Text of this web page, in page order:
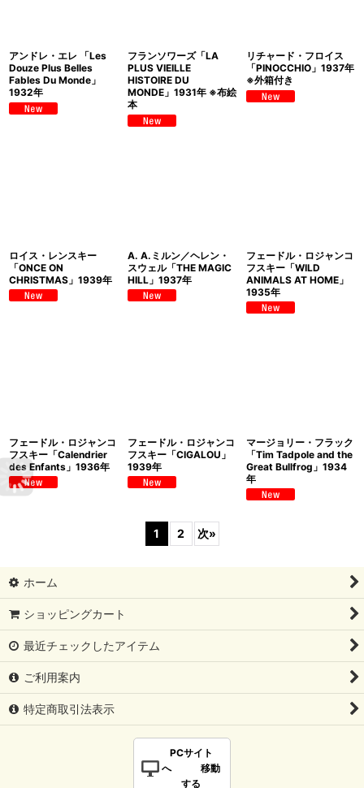
アンドレ・エレ 「Les
Douze Plus Belles
Fables Du Monde」
1932年
フランソワーズ「LA
PLUS VIEILLE
HISTOIRE DU
MONDE」1931年 ※布絵
本
リチャード・フロイス
「PINOCCHIO」1937年
※外箱付き
ロイス・レンスキー
「ONCE ON
CHRISTMAS」1939年
A. A.ミルン／ヘレン・
スウェル「THE MAGIC
HILL」1937年
フェードル・ロジャンコ
フスキー「WILD
ANIMALS AT HOME」
1935年
フェードル・ロジャンコ
フスキー「Calendrier
des Enfants」1936年
フェードル・ロジャンコ
フスキー「CIGALOU」
1939年
マージョリー・フラック
「Tim Tadpole and the
Great Bullfrog」1934
年
1 2 次»
ホーム
ショッピングカート
最近チェックしたアイテム
ご利用案内
特定商取引法表示
PCサイト
へ 移動
する